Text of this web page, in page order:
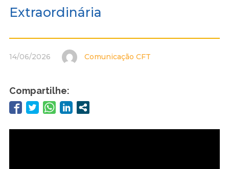
Extraordinária
14/06/2026 Comunicação CFT
Compartilhe: